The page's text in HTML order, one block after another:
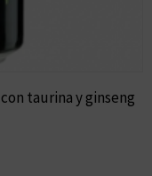
taurina y ginseng